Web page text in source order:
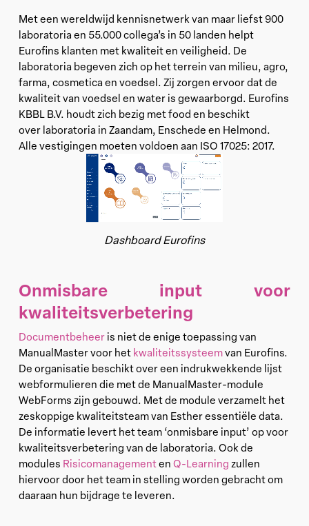
Met een wereldwijd kennisnetwerk van maar liefst 900
laboratoria en 55.000 collega’s in 50 landen helpt
Eurofins klanten met kwaliteit en veiligheid. De
laboratoria begeven zich op het terrein van milieu, agro,
farma, cosmetica en voedsel. Zij zorgen ervoor dat de
kwaliteit van voedsel en water is gewaarborgd. Eurofins
KBBL B.V. houdt zich bezig met food en beschikt
over laboratoria in Zaandam, Enschede en Helmond.
Alle vestigingen moeten voldoen aan ISO 17025: 2017.
Dashboard Eurofins
Onmisbare input voor
kwaliteitsverbetering
Documentbeheeris niet de enige toepassing van
ManualMaster voor het kwaliteitssysteemvan Eurofins.
De organisatie beschikt over een indrukwekkende lijst
webformulieren die met de ManualMaster-module
WebForms zijn gebouwd. Met de module verzamelt het
zeskoppige kwaliteitsteam van Esther essentiële data.
De informatie levert het team ‘onmisbare input’ op voor
kwaliteitsverbetering van de laboratoria. Ook de
modules Risicomanagementen Q-Learning zullen
hiervoor door het team in stelling worden gebracht om
daaraan hun bijdrage te leveren.